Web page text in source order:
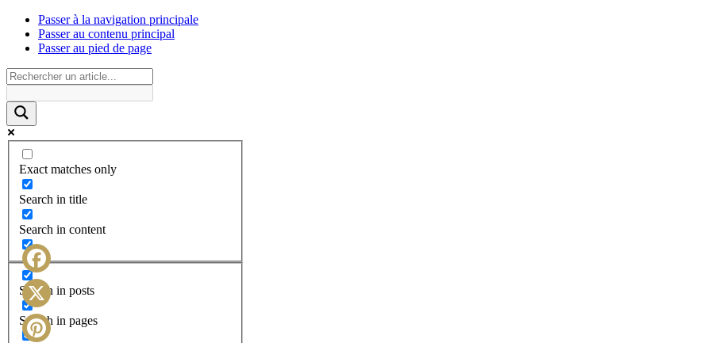
Passer à la navigation principale
Passer au contenu principal
Passer au pied de page
Exact matches only
Search in title
Search in content
Search in posts
Search in pages
Facebook
X